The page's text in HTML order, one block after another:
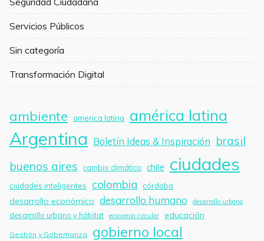
Servicios Públicos
Sin categoría
Transformación Digital
ambiente america latina américa latina
Argentina Boletín Ideas & Inspiración brasil
buenos aires
cambio climático chile ciudades
ciudades inteligentes colombia córdoba
desarrollo económico desarrollo humano desarrollo urbano
desarrollo urbano y hábitat economía circular educación
Gestión y Gobernanza gobierno local